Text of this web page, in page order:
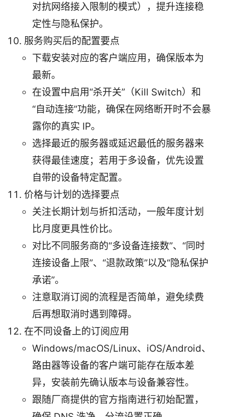
对抗网络接入限制的模式），提升连接稳
定性与隐私保护。
服务购买后的配置要点
下载安装对应的客户端应用，确保版本为
最新。
在设置中启用“杀开关”（Kill Switch）和
“自动连接”功能，确保在网络断开时不会暴
露你的真实 IP。
选择最近的服务器或延迟最低的服务器来
获得最佳速度；若用于多设备，优先设置
自带的设备特定配置。
价格与计划的选择要点
关注长期计划与折扣活动，一般年度计划
比月度更具性价比。
对比不同服务商的“多设备连接数”、“同时
连接设备上限”、“退款政策”以及“隐私保护
承诺”。
注意取消订阅的流程是否简单，避免续费
后再想取消时遇到障碍。
在不同设备上的订阅应用
Windows/macOS/Linux、iOS/Android、
路由器等设备的客户端可能存在版本差
异，安装前先确认版本与设备兼容性。
跟随厂商提供的官方指南进行初始配置，